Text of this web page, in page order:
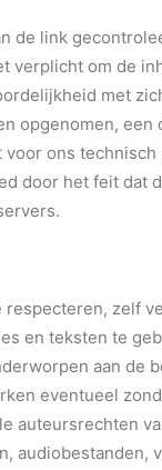
de link
verplicht om de
met
opgenomen, een
ons technisch
door het feit dat
zelf
en teksten te
aan de
eventueel
auteursrechten
audiobestanden,